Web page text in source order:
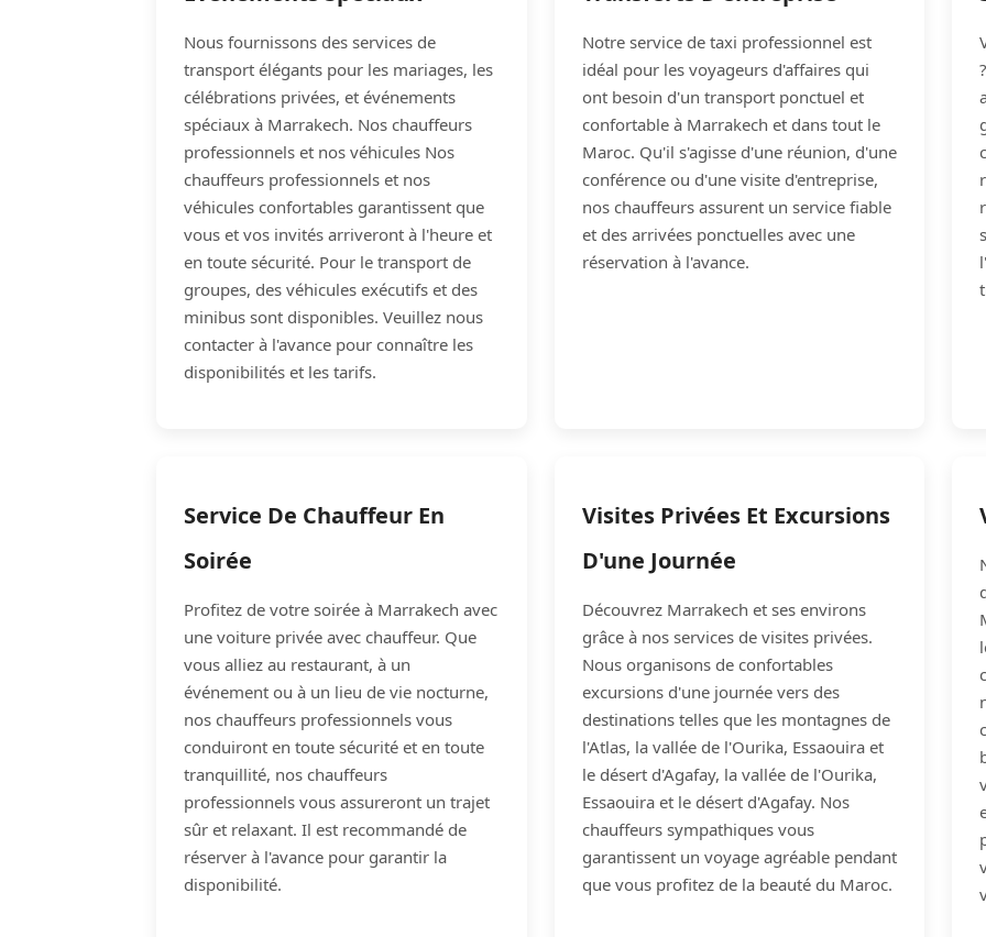
Nous fournissons des services de
transport élégants pour les mariages, les
célébrations privées, et événements
spéciaux à Marrakech. Nos chauffeurs
professionnels et nos véhicules Nos
chauffeurs professionnels et nos
véhicules confortables garantissent que
vous et vos invités arriveront à l'heure et
en toute sécurité. Pour le transport de
groupes, des véhicules exécutifs et des
minibus sont disponibles. Veuillez nous
contacter à l'avance pour connaître les
disponibilités et les tarifs.
Notre service de taxi professionnel est
idéal pour les voyageurs d'affaires qui
ont besoin d'un transport ponctuel et
confortable à Marrakech et dans tout le
Maroc. Qu'il s'agisse d'une réunion, d'une
conférence ou d'une visite d'entreprise,
nos chauffeurs assurent un service fiable
et des arrivées ponctuelles avec une
réservation à l'avance.
Service De Chauffeur En
Soirée
Profitez de votre soirée à Marrakech avec
une voiture privée avec chauffeur. Que
vous alliez au restaurant, à un
événement ou à un lieu de vie nocturne,
nos chauffeurs professionnels vous
conduiront en toute sécurité et en toute
tranquillité, nos chauffeurs
professionnels vous assureront un trajet
sûr et relaxant. Il est recommandé de
réserver à l'avance pour garantir la
disponibilité.
Visites Privées Et Excursions
D'une Journée
Découvrez Marrakech et ses environs
grâce à nos services de visites privées.
Nous organisons de confortables
excursions d'une journée vers des
destinations telles que les montagnes de
l'Atlas, la vallée de l'Ourika, Essaouira et
le désert d'Agafay, la vallée de l'Ourika,
Essaouira et le désert d'Agafay. Nos
chauffeurs sympathiques vous
garantissent un voyage agréable pendant
que vous profitez de la beauté du Maroc.